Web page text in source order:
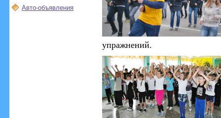
Авто-объявления
упражнений.